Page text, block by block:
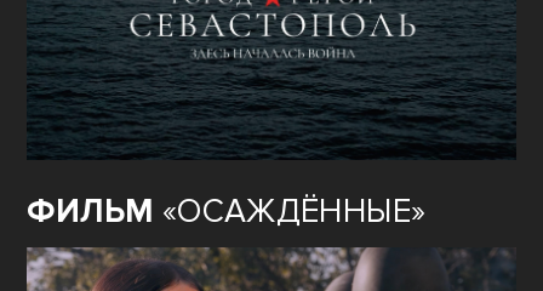
ФИЛЬМ «ОСАЖДЁННЫЕ»